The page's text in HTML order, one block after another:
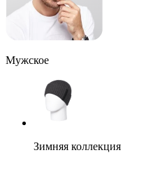
Мужское
Зимняя коллекция